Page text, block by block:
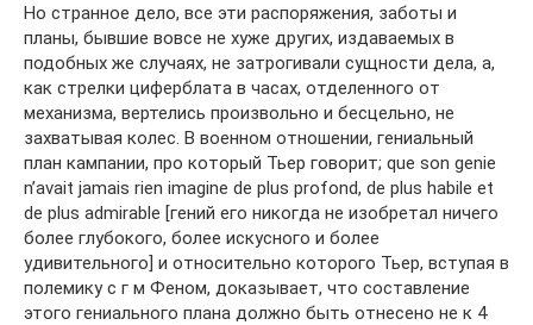
Но странное дело, все эти распоряжения, заботы и
планы, бывшие вовсе не хуже других, издаваемых в
подобных же случаях, не затрогивали сущности дела, а,
как стрелки циферблата в часах, отделенного от
механизма, вертелись произвольно и бесцельно, не
захватывая колес. В военном отношении, гениальный
план кампании, про который Тьер говорит; que son genie
n’avait jamais rien imagine de plus profond, de plus habile et
de plus admirable [гений его никогда не изобретал ничего
более глубокого, более искусного и более
удивительного] и относительно которого Тьер, вступая в
полемику с г м Феном, доказывает, что составление
этого гениального плана должно быть отнесено не к 4